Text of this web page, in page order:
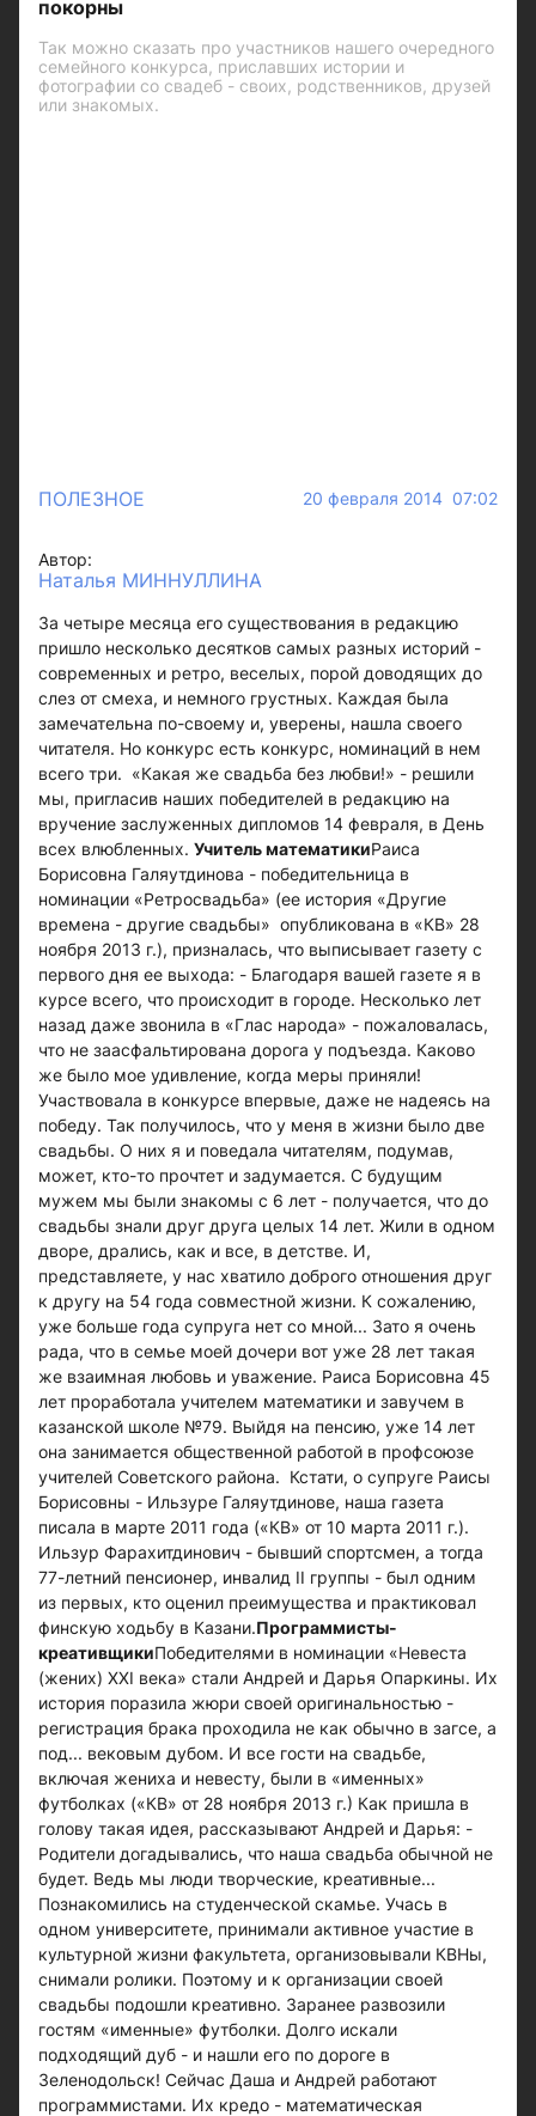
покорны
Так можно сказать про участников нашего очередного
семейного конкурса, приславших истории и
фотографии со свадеб - своих, родственников, друзей
или знакомых.
ПОЛЕЗНОЕ 20 февраля 2014 07:02
Автор:
Наталья МИННУЛЛИНА
За четыре месяца его существования в редакцию
пришло несколько десятков самых разных историй -
современных и ретро, веселых, порой доводящих до
слез от смеха, и немного грустных. Каждая была
замечательна по-своему и, уверены, нашла своего
читателя. Но конкурс есть конкурс, номинаций в нем
всего три. «Какая же свадьба без любви!» - решили
мы, пригласив наших победителей в редакцию на
вручение заслуженных дипломов 14 февраля, в День
всех влюбленных. Учитель математикиРаиса
Борисовна Галяутдинова - победительница в
номинации «Ретросвадьба» (ее история «Другие
времена - другие свадьбы» опубликована в «КВ» 28
ноября 2013 г.), призналась, что выписывает газету с
первого дня ее выхода: - Благодаря вашей газете я в
курсе всего, что происходит в городе. Несколько лет
назад даже звонила в «Глас народа» - пожаловалась,
что не заасфальтирована дорога у подъезда. Каково
же было мое удивление, когда меры приняли!
Участвовала в конкурсе впервые, даже не надеясь на
победу. Так получилось, что у меня в жизни было две
свадьбы. О них я и поведала читателям, подумав,
может, кто-то прочтет и задумается. С будущим
мужем мы были знакомы с 6 лет - получается, что до
свадьбы знали друг друга целых 14 лет. Жили в одном
дворе, дрались, как и все, в детстве. И,
представляете, у нас хватило доброго отношения друг
к другу на 54 года совместной жизни. К сожалению,
уже больше года супруга нет со мной... Зато я очень
рада, что в семье моей дочери вот уже 28 лет такая
же взаимная любовь и уважение. Раиса Борисовна 45
лет проработала учителем математики и завучем в
казанской школе №79. Выйдя на пенсию, уже 14 лет
она занимается общественной работой в профсоюзе
учителей Советского района. Кстати, о супруге Раисы
Борисовны - Ильзуре Галяутдинове, наша газета
писала в марте 2011 года («КВ» от 10 марта 2011 г.).
Ильзур Фарахитдинович - бывший спортсмен, а тогда
77-летний пенсионер, инвалид II группы - был одним
из первых, кто оценил преимущества и практиковал
финскую ходьбу в Казани.Программисты-
креативщикиПобедителями в номинации «Невеста
(жених) XXI века» стали Андрей и Дарья Опаркины. Их
история поразила жюри своей оригинальностью -
регистрация брака проходила не как обычно в загсе, а
под... вековым дубом. И все гости на свадьбе,
включая жениха и невесту, были в «именных»
футболках («КВ» от 28 ноября 2013 г.) Как пришла в
голову такая идея, рассказывают Андрей и Дарья: -
Родители догадывались, что наша свадьба обычной не
будет. Ведь мы люди творческие, креативные...
Познакомились на студенческой скамье. Учась в
одном университете, принимали активное участие в
культурной жизни факультета, организовывали КВНы,
снимали ролики. Поэтому и к организации своей
свадьбы подошли креативно. Заранее развозили
гостям «именные» футболки. Долго искали
подходящий дуб - и нашли его по дороге в
Зеленодольск! Сейчас Даша и Андрей работают
программистами. Их кредо - математическая